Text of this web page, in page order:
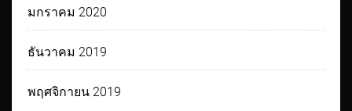
มกราคม 2020
ธันวาคม 2019
พฤศจิกายน 2019